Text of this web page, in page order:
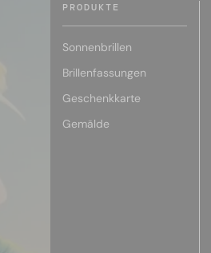
PRODUKTE
Sonnenbrillen
Brillenfassungen
Geschenkkarte
Gemälde